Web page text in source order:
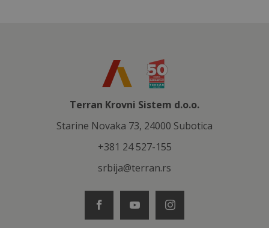
Terran Krovni Sistem d.o.o.
Starine Novaka 73, 24000 Subotica
+381 24 527-155
srbija@terran.rs